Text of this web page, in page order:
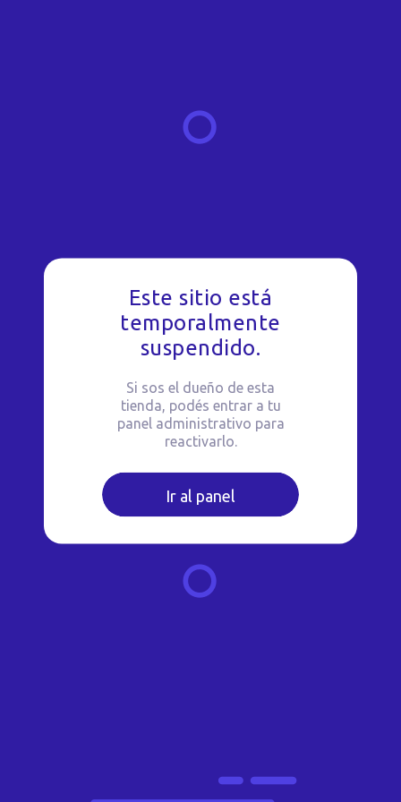
Este sitio está
temporalmente
suspendido.
Si sos el dueño de esta
tienda, podés entrar a tu
panel administrativo para
reactivarlo.
Ir al panel